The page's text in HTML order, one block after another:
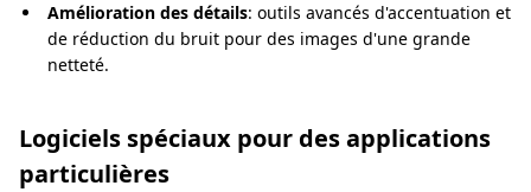
Amélioration des détails: outils avancés d'accentuation et
de réduction du bruit pour des images d'une grande
netteté.
Logiciels spéciaux pour des applications
particulières